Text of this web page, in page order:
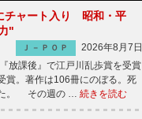
チャート入り 昭和・平
"
Ｊ－ＰＯＰ
2026年8月7日
放課後』で江戸川乱歩賞を受賞
賞。著作は106冊にのぼる。死
た。 その週の … 続きを読む